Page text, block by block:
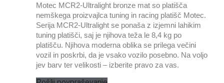
Motec MCR2-Ultralight bronze mat so platišča
nemškega proizvajlca tuning in racing platišč Motec.
Serija MCR2-Ultralight se ponaša z izjemni lahikim
tuning platišči, saj je njihova teža le 8,4 kg po
platišču. Njihova moderna oblika se prilega večini
vozil in poskrbi, da je vsako vozilo posebno. Na voljo
jev barv ter velikosti – izberite pravo za vas.